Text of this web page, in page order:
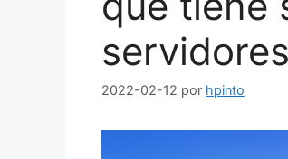
servidores
2022-02-12 por hpinto